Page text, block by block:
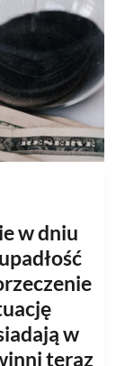
w dniu
w
teraz